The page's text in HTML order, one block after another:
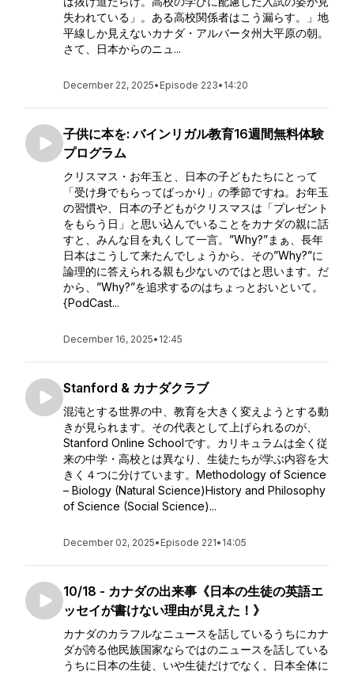
失われている」。ある高校関係者はこう漏らす。」地
平線しか見えないカナダ・アルバータ州大平原の朝。
さて、日本からのニュ...
December 22, 2025• Episode 223• 14:20
子供に本を: バインリガル教育16週間無料体験
プログラム
クリスマス・お年玉と、日本の子どもたちにとって
「受け身でもらってばっかり」の季節ですね。お年玉
の習慣や、日本の子どもがクリスマスは「プレゼント
をもらう日」と思い込んでいることをカナダの親に話
すと、みんな目を丸くして一言。”Why?”まぁ、長年
日本はこうして来たんでしょうから、その”Why?”に
論理的に答えられる親も少ないのではと思います。だ
から、”Why?”を追求するのはちょっとおいといて。
{PodCast...
December 16, 2025• 12:45
Stanford & カナダクラブ
混沌とする世界の中、教育を大きく変えようとする動
きが見られます。その代表として上げられるのが、
Stanford Online Schoolです。カリキュラムは全く従
来の中学・高校とは異なり、生徒たちが学ぶ内容を大
きく４つに分けています。Methodology of Science
– Biology (Natural Science)History and Philosophy
of Science (Social Science)...
December 02, 2025• Episode 221• 14:05
10/18 - カナダの出来事《日本の生徒の英語エ
ッセイが書けない理由が見えた！》
カナダのカラフルなニュースを話しているうちにカナ
ダが誇る他民族国家ならではのニュースを話している
うちに日本の生徒、いや生徒だけでなく、日本全体に